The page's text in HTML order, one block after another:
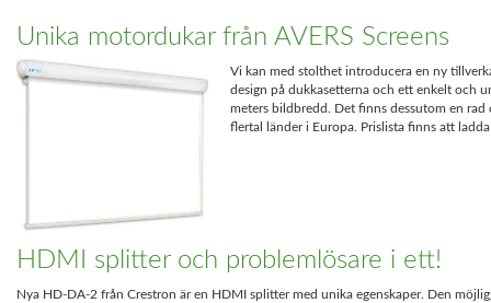
Unika motordukar från AVERS Screens
Vi kan med stolthet introducera en ny
design på dukkasetterna och ett enkelt och
meters bildbredd. Det finns dessutom en
flertal länder i Europa. Prislista finns att
HDMI splitter och problemlösare i ett!
Nya HD-DA-2 från Crestron är en HDMI splitter med unika egenskaper. Den